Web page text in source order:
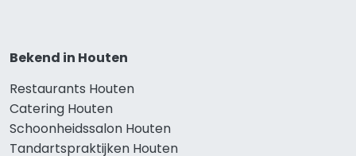
Bekend in Houten
Restaurants Houten
Catering Houten
Schoonheidssalon Houten
Tandartspraktijken Houten